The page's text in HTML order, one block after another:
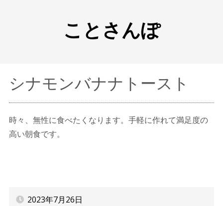
ことさんぽ
シナモンバナナトースト
時々、無性に食べたくなります。手軽に作れて満足度の
高い朝食です。
2023年7月26日